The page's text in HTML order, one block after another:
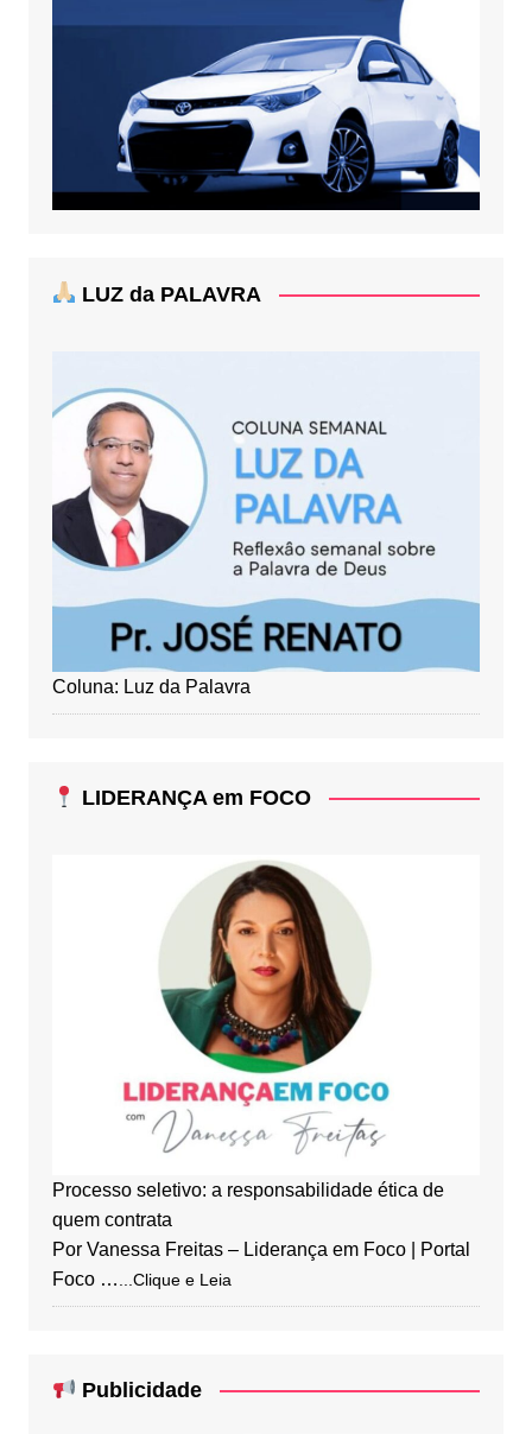
LUZ da PALAVRA
Coluna: Luz da Palavra
LIDERANÇA em FOCO
Processo seletivo: a responsabilidade ética de
quem contrata
Por Vanessa Freitas – Liderança em Foco | Portal
Foco …
...Clique e Leia
Publicidade